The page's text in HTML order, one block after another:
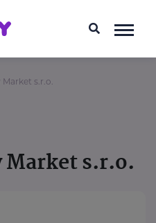
Market s.r.o.
s.r.o.